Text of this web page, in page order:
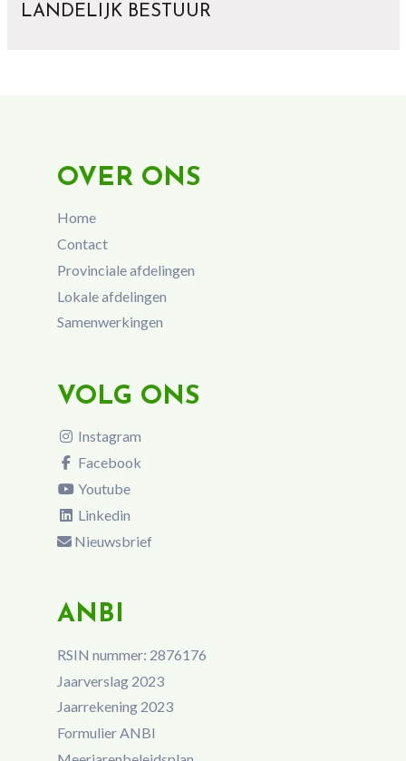
LANDELIJK BESTUUR
OVER ONS
Home
Contact
Provinciale afdelingen
Lokale afdelingen
Samenwerkingen
VOLG ONS
Instagram
Facebook
Youtube
Linkedin
Nieuwsbrief
ANBI
RSIN nummer: 2876176
Jaarverslag 2023
Jaarrekening 2023
Formulier ANBI